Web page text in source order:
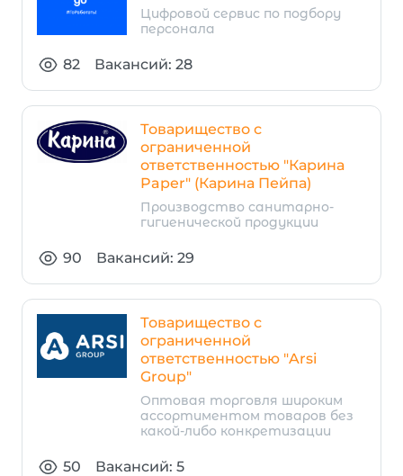
Цифровой сервис по подбору
персонала
82 Вакансий: 28
Товарищество с
ограниченной
ответственностью "Карина
Paper" (Карина Пейпа)
Производство санитарно-
гигиенической продукции
90 Вакансий: 29
Товарищество с
ограниченной
ответственностью "Arsi
Group"
Оптовая торговля широким
ассортиментом товаров без
какой-либо конкретизации
50 Вакансий: 5